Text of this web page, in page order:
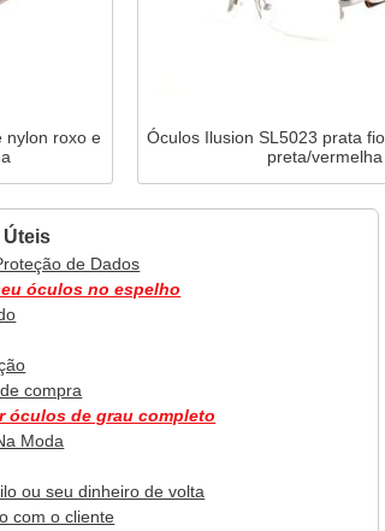
nylon roxo e
Óculos Ilusion SL5023 prata
preta/vermelha
de Dados
óculos no espelho
compra
óculos de grau completo
Moda
ou seu dinheiro de volta
com o cliente